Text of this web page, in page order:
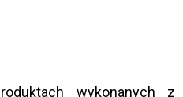
wykonanych z